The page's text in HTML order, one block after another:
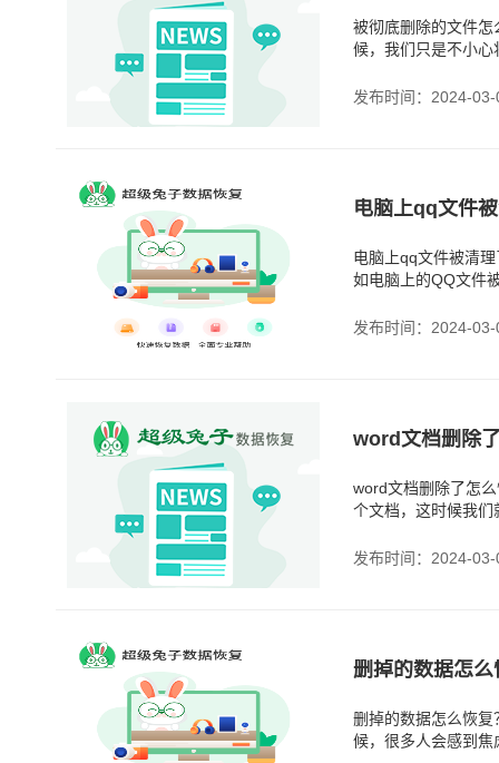
被彻底删除的文件
候，我们只是不小
发布时间：2024-03-
电脑上qq文件
电脑上qq文件被清
如电脑上的QQ文件
发布时间：2024-03-
word文档删除
word文档删除了怎
个文档，这时候我
发布时间：2024-03-
删掉的数据怎
删掉的数据怎么恢
候，很多人会感到